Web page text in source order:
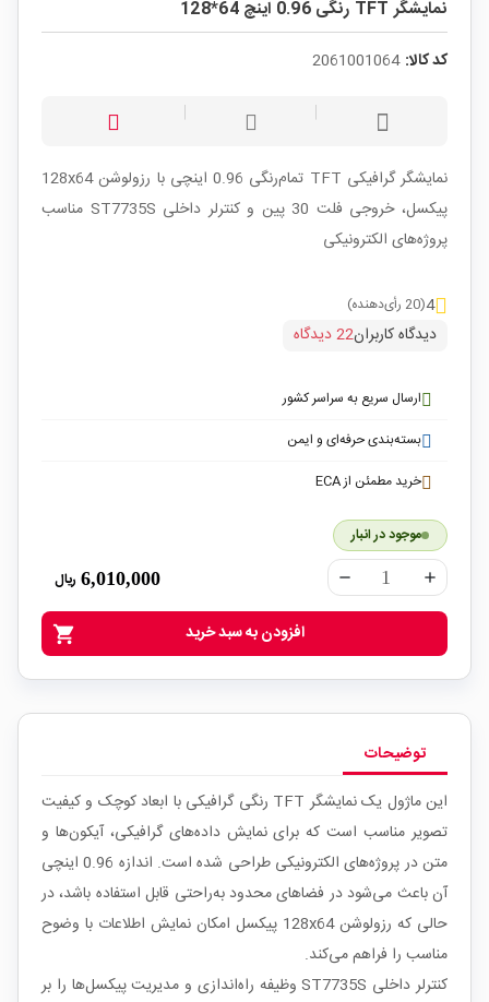
نمایشگر TFT رنگی 0.96 اینچ 64*128
کد کالا: 2061001064
نمایشگر گرافیکی TFT تمام‌رنگی 0.96 اینچی با رزولوشن 128x64
پیکسل، خروجی فلت 30 پین و کنترلر داخلی ST7735S مناسب
پروژه‌های الکترونیکی
4(20 رأی‌دهنده)
دیدگاه کاربران22 دیدگاه
ارسال سریع به سراسر کشور
بسته‌بندی حرفه‌ای و ایمن
خرید مطمئن از ECA
موجود در انبار
remove add
6,010,000 ریال
shopping_cart افزودن به سبد خرید
توضیحات
این ماژول یک نمایشگر TFT رنگی گرافیکی با ابعاد کوچک و کیفیت
تصویر مناسب است که برای نمایش داده‌های گرافیکی، آیکون‌ها و
متن در پروژه‌های الکترونیکی طراحی شده است. اندازه 0.96 اینچی
آن باعث می‌شود در فضاهای محدود به‌راحتی قابل استفاده باشد، در
حالی که رزولوشن 128x64 پیکسل امکان نمایش اطلاعات با وضوح
مناسب را فراهم می‌کند.
کنترلر داخلی ST7735S وظیفه راه‌اندازی و مدیریت پیکسل‌ها را بر